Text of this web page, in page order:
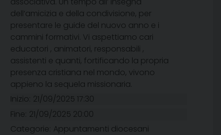
dell’amicizia e della condivisione, per
presentare le guide del nuovo anno e i
cammini formativi. Vi aspettiamo cari
educatori , animatori, responsabili ,
assistenti e quanti, fortificando la propria
presenza cristiana nel mondo, vivono
appieno la sequela missionaria.
Inizio: 21/09/2025 17:30
Fine: 21/09/2025 20:00
Categorie: Appuntamenti diocesani